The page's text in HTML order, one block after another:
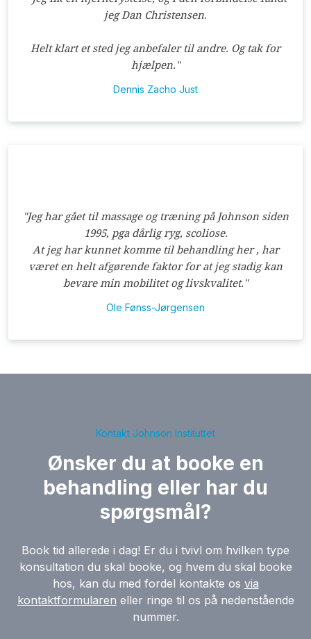
jeg Dan Christensen.
Helt klart et sted jeg anbefaler til andre. Og tak for
hjælpen."​
Dennis Zacho Just
​"​Jeg har gået til massage og træning på Johnson siden
1995, pga dårlig ryg, scoliose.
At jeg har kunnet komme til behandling her , har
været en helt afgørende faktor for at jeg stadig kan
bevare min mobilitet og livskvalitet."
Ole Fønss-Jørgensen
Kontakt Johnson Instituttet
Ønsker du at booke en
behandling eller har du
spørgsmål?
Book tid allerede i dag! Er du i tvivl om hvilken type
konsultation du skal booke, og hvem du skal booke
hos, kan du med fordel kontakte os via
kontaktformularen eller ringe til os på nedenstående
nummer.